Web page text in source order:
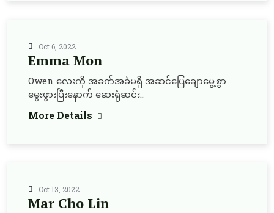
Oct 6, 2022
Emma Mon
Owen လေးကို အခက်အခဲမရှိ အဆင်ပြေချောမွေ့စွာ
မွေးဖွားပြီးနောက် ဆေးရုံဆင်း..
More Details
Oct 13, 2022
Mar Cho Lin